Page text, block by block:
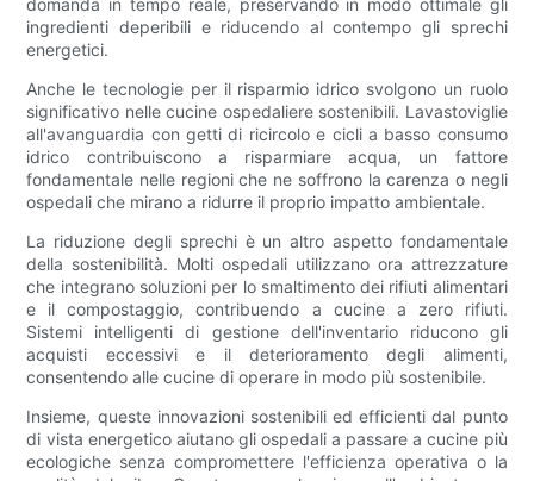
domanda in tempo reale, preservando in modo ottimale gli
ingredienti deperibili e riducendo al contempo gli sprechi
energetici.
Anche le tecnologie per il risparmio idrico svolgono un ruolo
significativo nelle cucine ospedaliere sostenibili. Lavastoviglie
all'avanguardia con getti di ricircolo e cicli a basso consumo
idrico contribuiscono a risparmiare acqua, un fattore
fondamentale nelle regioni che ne soffrono la carenza o negli
ospedali che mirano a ridurre il proprio impatto ambientale.
La riduzione degli sprechi è un altro aspetto fondamentale
della sostenibilità. Molti ospedali utilizzano ora attrezzature
che integrano soluzioni per lo smaltimento dei rifiuti alimentari
e il compostaggio, contribuendo a cucine a zero rifiuti.
Sistemi intelligenti di gestione dell'inventario riducono gli
acquisti eccessivi e il deterioramento degli alimenti,
consentendo alle cucine di operare in modo più sostenibile.
Insieme, queste innovazioni sostenibili ed efficienti dal punto
di vista energetico aiutano gli ospedali a passare a cucine più
ecologiche senza compromettere l'efficienza operativa o la